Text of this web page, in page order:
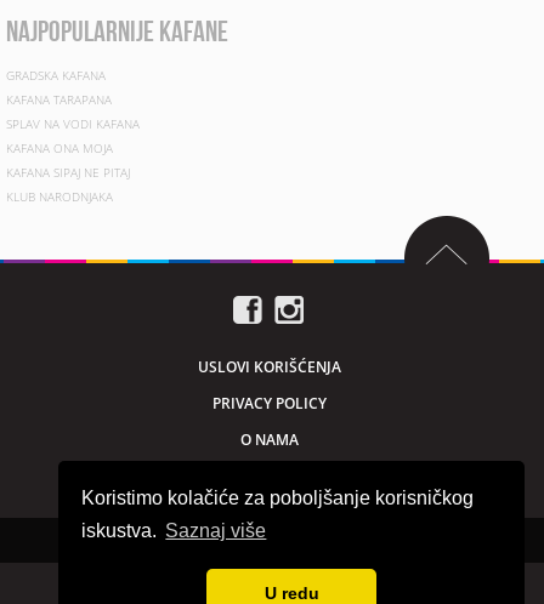
Koristimo kolačiće za poboljšanje korisničkog
iskustva. Saznaj više
U redu
najpopularnije kafane
GRADSKA KAFANA
KAFANA TARAPANA
SPLAV NA VODI KAFANA
KAFANA ONA MOJA
KAFANA SIPAJ NE PITAJ
KLUB NARODNJAKA
USLOVI KORIŠĆENJA
PRIVACY POLICY
O NAMA
Sva prava zadržana © 2026. beogradnocu.com